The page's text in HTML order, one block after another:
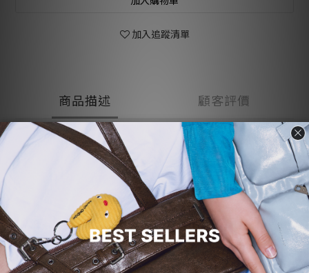
加入追蹤清單
商品描述 顧客評價